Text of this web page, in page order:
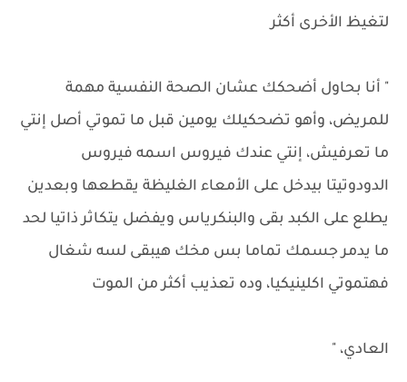
لتغيظ الأخرى أكثر
" أنا بحاول أضحكك عشان الصحة النفسية مهمة
للمريض، وأهو تضحكيلك يومين قبل ما تموتي أصل إنتي
ما تعرفيش، إنتي عندك فيروس اسمه فيروس
الدودوتيتا بيدخل على الأمعاء الغليظة يقطعها وبعدين
يطلع على الكبد بقى والبنكرياس ويفضل يتكاثر ذاتيا لحد
ما يدمر جسمك تماما بس مخك هيبقى لسه شغال
فهتموتي اكلينيكيا، وده تعذيب أكثر من الموت
العادي، "